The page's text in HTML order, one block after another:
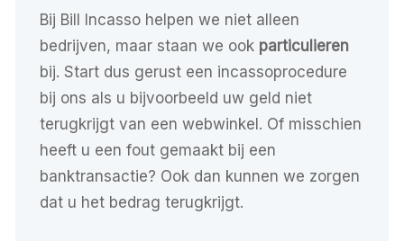
Bij Bill Incasso helpen we niet alleen
bedrijven, maar staan we ook particulieren
bij. Start dus gerust een incassoprocedure
bij ons als u bijvoorbeeld uw geld niet
terugkrijgt van een webwinkel. Of misschien
heeft u een fout gemaakt bij een
banktransactie? Ook dan kunnen we zorgen
dat u het bedrag terugkrijgt.